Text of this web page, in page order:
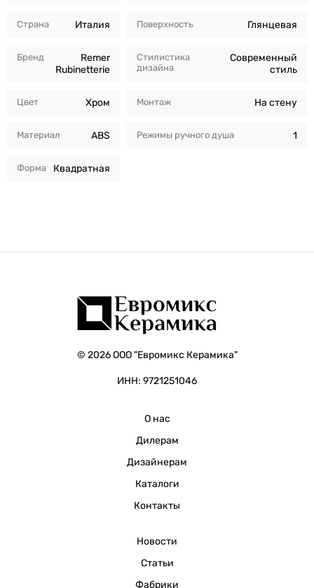
Страна Италия
Бренд
Remer
Rubinetterie
Цвет Хром
Материал ABS
Форма Квадратная
Поверхность Глянцевая
Стилистика
дизайна
Современный
стиль
Монтаж На стену
Режимы ручного душа 1
© 2026 ООО "Евромикс Керамика"
ИНН: 9721251046
О нас
Дилерам
Дизайнерам
Каталоги
Контакты
Новости
Статьи
Фабрики